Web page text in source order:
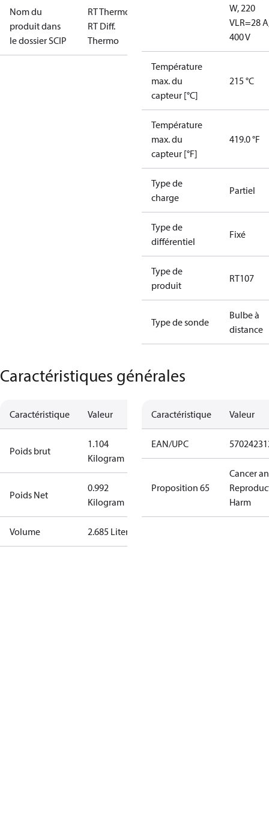
Nom du
produit dans
le dossier SCIP
RT Thermo &
RT Diff.
Thermo
W, 220
VLR=28
400 V
Température
max. du
capteur [°C]
215 °C
Température
max. du
capteur [°F]
419.0 °F
Type de
charge
Partiel
Type de
différentiel
Fixé
Type de
produit
RT107
Type de sonde
Bulbe à
distance
Caractéristiques générales
Caractéristique Valeur
Poids brut
1.104
Kilogram
Poids Net
0.992
Kilogram
Volume 2.685 Liter
Caractéristique Valeur
EAN/UPC
Proposition 65
Cancer
Harm